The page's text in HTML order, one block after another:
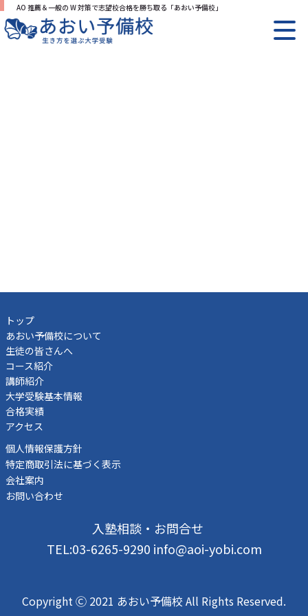
AO 推薦＆一般の W 対策で志望校合格を勝ち取る「あおい予備校」
トップ
あおい予備校について
生徒の皆さんへ
コース紹介
講師紹介
大学受験基本情報
合格実績
アクセス
個人情報保護方針
特定商取引法に基づく表示
会社案内
お問い合わせ
入塾相談・お問合せ
TEL:03-6265-9290 info@aoi-yobi.com
Copyright Ⓒ 2021 あおい予備校 All Rights Reserved.